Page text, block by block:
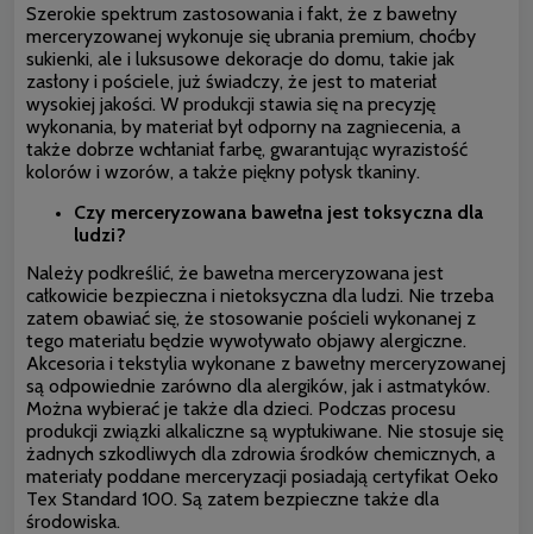
Szerokie spektrum zastosowania i fakt, że z bawełny
merceryzowanej wykonuje się ubrania premium, choćby
sukienki, ale i luksusowe dekoracje do domu, takie jak
zasłony i pościele, już świadczy, że jest to materiał
wysokiej jakości. W produkcji stawia się na precyzję
wykonania, by materiał był odporny na zagniecenia, a
także dobrze wchłaniał farbę, gwarantując wyrazistość
kolorów i wzorów, a także piękny połysk tkaniny.
Czy merceryzowana bawełna jest toksyczna dla
ludzi?
Należy podkreślić, że bawełna merceryzowana jest
całkowicie bezpieczna i nietoksyczna dla ludzi. Nie trzeba
zatem obawiać się, że stosowanie pościeli wykonanej z
tego materiału będzie wywoływało objawy alergiczne.
Akcesoria i tekstylia wykonane z bawełny merceryzowanej
są odpowiednie zarówno dla alergików, jak i astmatyków.
Można wybierać je także dla dzieci. Podczas procesu
produkcji związki alkaliczne są wypłukiwane. Nie stosuje się
żadnych szkodliwych dla zdrowia środków chemicznych, a
materiały poddane merceryzacji posiadają certyfikat Oeko
Tex Standard 100. Są zatem bezpieczne także dla
środowiska.